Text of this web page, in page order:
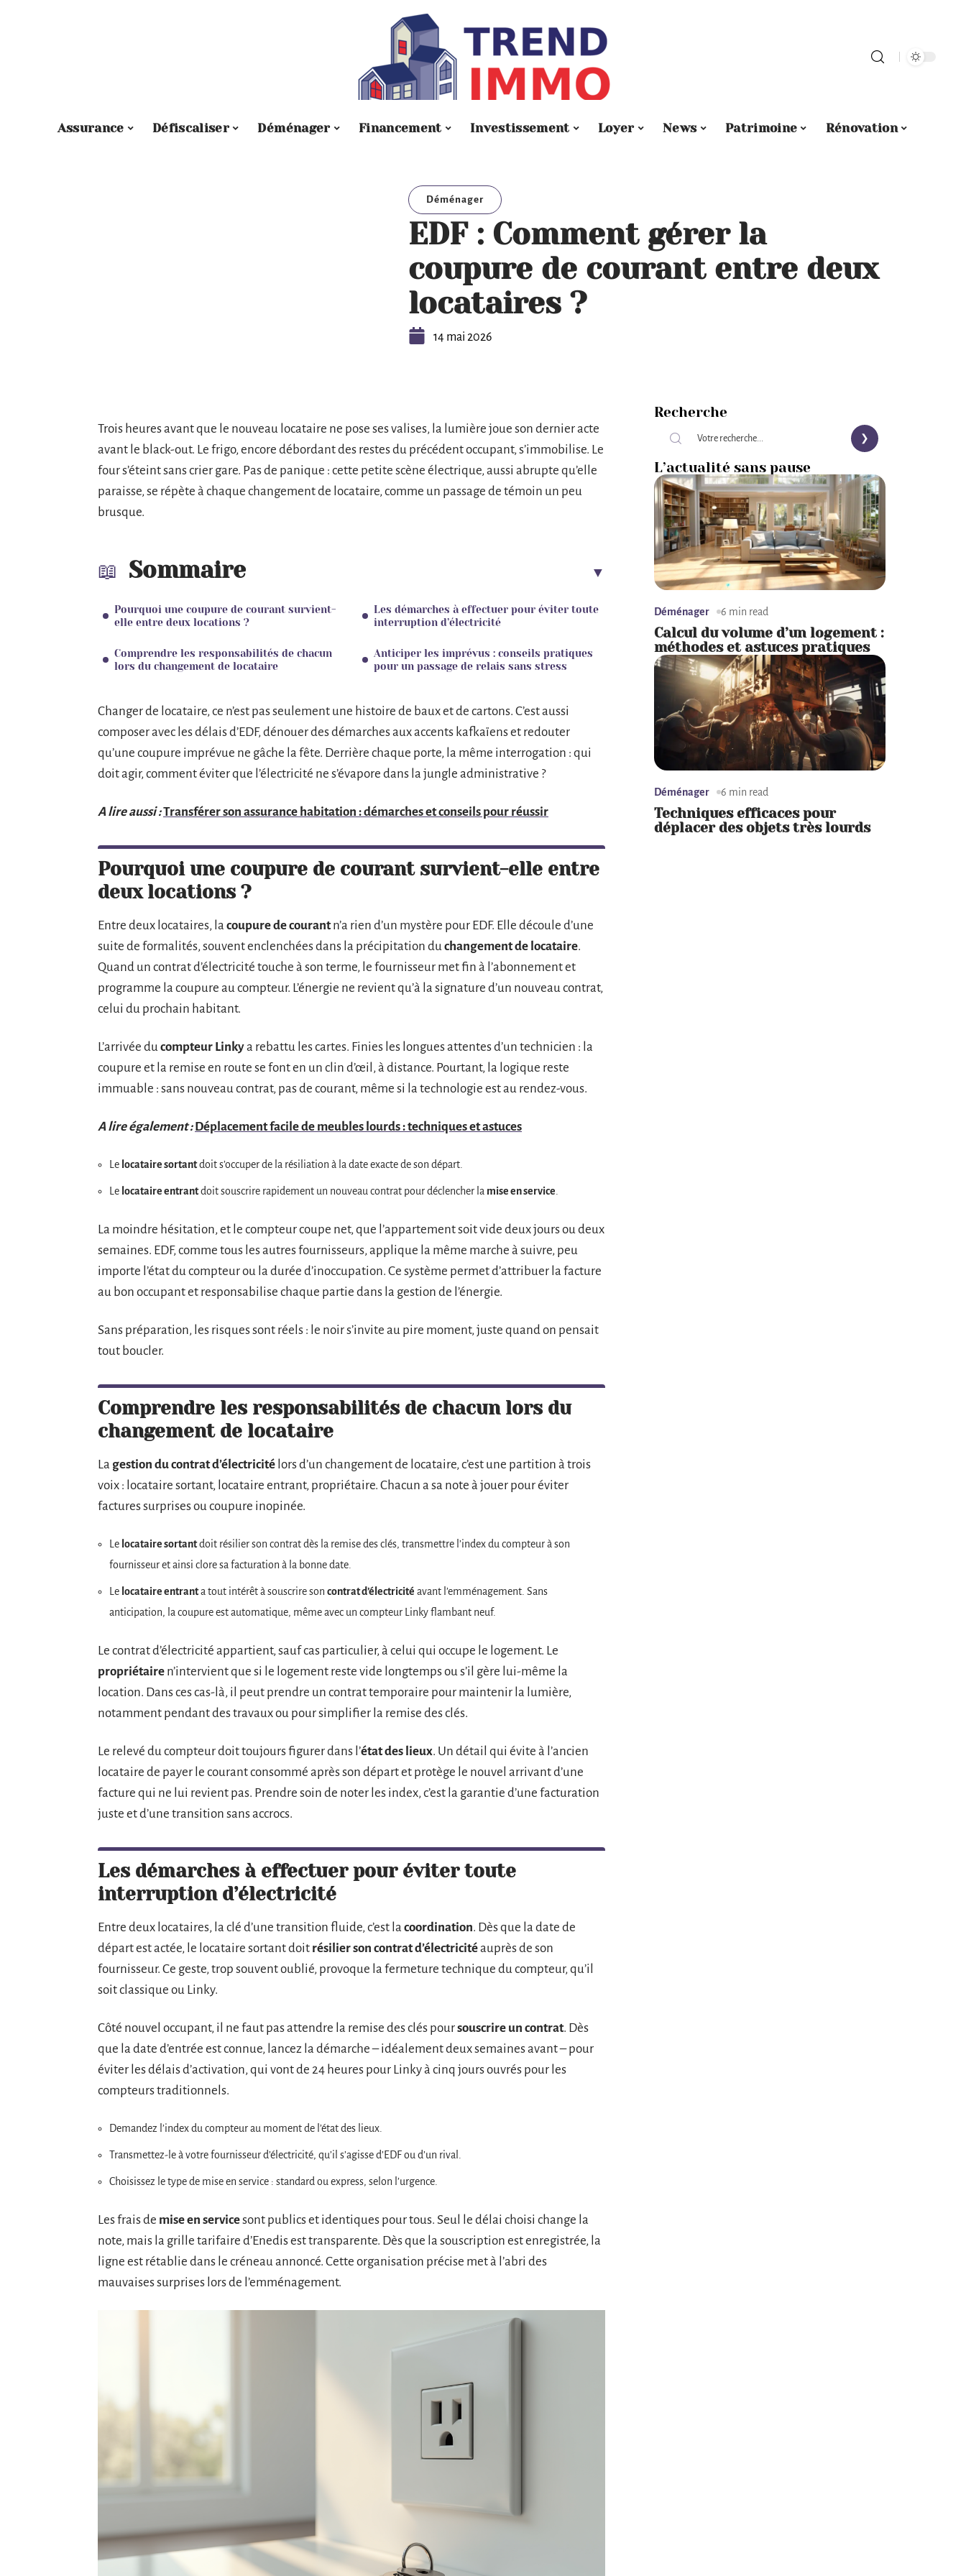
Assurance Défiscaliser Déménager Financement Investissement Loyer News Patrimoine Rénovation
Déménager
EDF : Comment gérer la
coupure de courant entre deux
locataires ?
14 mai 2026
Trois heures avant que le nouveau locataire ne pose ses valises, la lumière joue son dernier acte
avant le black-out. Le frigo, encore débordant des restes du précédent occupant, s’immobilise. Le
four s’éteint sans crier gare. Pas de panique : cette petite scène électrique, aussi abrupte qu’elle
paraisse, se répète à chaque changement de locataire, comme un passage de témoin un peu
brusque.
Sommaire
Pourquoi une coupure de courant survient-
elle entre deux locations ?
Comprendre les responsabilités de chacun
lors du changement de locataire
Les démarches à effectuer pour éviter toute
interruption d’électricité
Anticiper les imprévus : conseils pratiques
pour un passage de relais sans stress
Changer de locataire, ce n’est pas seulement une histoire de baux et de cartons. C’est aussi
composer avec les délais d’EDF, dénouer des démarches aux accents kafkaïens et redouter
qu’une coupure imprévue ne gâche la fête. Derrière chaque porte, la même interrogation : qui
doit agir, comment éviter que l’électricité ne s’évapore dans la jungle administrative ?
A lire aussi :Transférer son assurance habitation : démarches et conseils pour réussir
Pourquoi une coupure de courant survient-elle entre
deux locations ?
Entre deux locataires, la coupure de courantn’a rien d’un mystère pour EDF. Elle découle d’une
suite de formalités, souvent enclenchées dans la précipitation du changement de locataire.
Quand un contrat d’électricité touche à son terme, le fournisseur met fin à l’abonnement et
programme la coupure au compteur. L’énergie ne revient qu’à la signature d’un nouveau contrat,
celui du prochain habitant.
L’arrivée du compteur Linkya rebattu les cartes. Finies les longues attentes d’un technicien : la
coupure et la remise en route se font en un clin d’œil, à distance. Pourtant, la logique reste
immuable : sans nouveau contrat, pas de courant, même si la technologie est au rendez-vous.
A lire également : Déplacement facile de meubles lourds : techniques et astuces
Le locataire sortantdoit s’occuper de la résiliation à la date exacte de son départ.
Le locataire entrantdoit souscrire rapidement un nouveau contrat pour déclencher la mise en service
La moindre hésitation, et le compteur coupe net, que l’appartement soit vide deux jours ou deux
semaines. EDF, comme tous les autres fournisseurs, applique la même marche à suivre, peu
importe l’état du compteur ou la durée d’inoccupation. Ce système permet d’attribuer la facture
au bon occupant et responsabilise chaque partie dans la gestion de l’énergie.
Sans préparation, les risques sont réels : le noir s’invite au pire moment, juste quand on pensait
tout boucler.
Comprendre les responsabilités de chacun lors du
changement de locataire
La gestion du contrat d’électricité lors d’un changement de locataire, c’est une partition à trois
voix : locataire sortant, locataire entrant, propriétaire. Chacun a sa note à jouer pour éviter
factures surprises ou coupure inopinée.
Le locataire sortantdoit résilier son contrat dès la remise des clés, transmettre l’index du compteur à son
fournisseur et ainsi clore sa facturation à la bonne date.
Le locataire entranta tout intérêt à souscrire son contrat d’électricité avant l’emménagement. Sans
anticipation, la coupure est automatique, même avec un compteur Linky flambant neuf.
Le contrat d’électricité appartient, sauf cas particulier, à celui qui occupe le logement. Le
propriétaire n’intervient que si le logement reste vide longtemps ou s’il gère lui-même la
location. Dans ces cas-là, il peut prendre un contrat temporaire pour maintenir la lumière,
notamment pendant des travaux ou pour simplifier la remise des clés.
Le relevé du compteur doit toujours figurer dans l’état des lieux. Un détail qui évite à l’ancien
locataire de payer le courant consommé après son départ et protège le nouvel arrivant d’une
facture qui ne lui revient pas. Prendre soin de noter les index, c’est la garantie d’une facturation
juste et d’une transition sans accrocs.
Les démarches à effectuer pour éviter toute
interruption d’électricité
Entre deux locataires, la clé d’une transition fluide, c’est la coordination. Dès que la date de
départ est actée, le locataire sortant doit résilier son contrat d’électricitéauprès de son
fournisseur. Ce geste, trop souvent oublié, provoque la fermeture technique du compteur, qu’il
soit classique ou Linky.
Côté nouvel occupant, il ne faut pas attendre la remise des clés poursouscrire un contrat. Dès
que la date d’entrée est connue, lancez la démarche – idéalement deux semaines avant – pour
éviter les délais d’activation, qui vont de 24 heures pour Linky à cinq jours ouvrés pour les
compteurs traditionnels.
Demandez l’index du compteur au moment de l’état des lieux.
Transmettez-le à votre fournisseur d’électricité, qu’il s’agisse d’EDF ou d’un rival.
Choisissez le type de mise en service : standard ou express, selon l’urgence.
Les frais de mise en servicesont publics et identiques pour tous. Seul le délai choisi change la
note, mais la grille tarifaire d’Enedis est transparente. Dès que la souscription est enregistrée, la
ligne est rétablie dans le créneau annoncé. Cette organisation précise met à l’abri des
mauvaises surprises lors de l’emménagement.
Recherche
L’actualité sans pause
Déménager 6 min read
Calcul du volume d’un logement :
méthodes et astuces pratiques
Déménager 6 min read
Techniques efficaces pour
déplacer des objets très lourds